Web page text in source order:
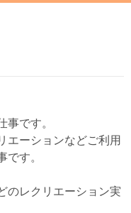
事です。
エーションなどご利用
です。
のレクリエーション実